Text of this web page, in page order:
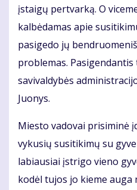
įstaigų pertvarką. O
kalbėdamas apie
pasigedo jų
problemas.
savivaldybės
Juonys.
Miesto vadovai prisiminė
vykusių susitikimų su
labiausiai įstrigo vieno
kodėl tujos jo kieme auga